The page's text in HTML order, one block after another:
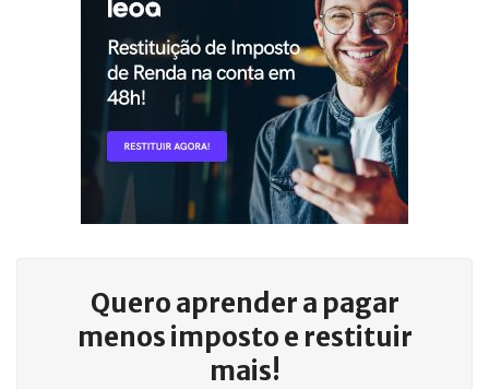
Quero aprender a pagar
menos imposto e restituir
mais!